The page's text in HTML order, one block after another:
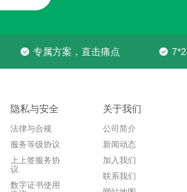
专属方案，直击痛点
隐私与安全
法律与合规
服务等级协议
上上签服务协
议
数字证书使用
关于我们
公司简介
新闻动态
加入我们
联系我们